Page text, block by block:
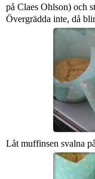
på Claes Ohlson) och
Övergrädda inte, då
Låt muffinsen svalna